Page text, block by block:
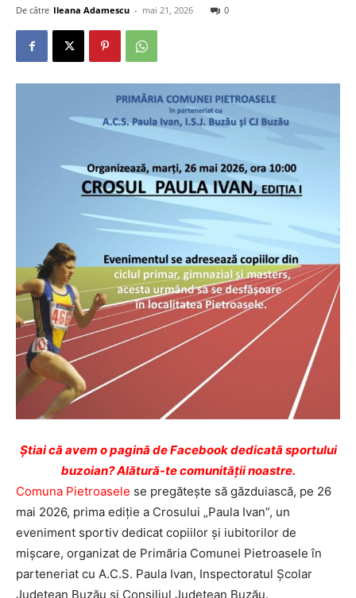
De către Ileana Adamescu - mai 21, 2026 0
Ştiai că avem o pagină de Facebook dedicată sportului
buzoian? Alătură-te comunității noastre.
Comuna Pietroasele se pregătește să găzduiască, pe 26
mai 2026, prima ediție a Crosului „Paula Ivan”, un
eveniment sportiv dedicat copiilor și iubitorilor de
mișcare, organizat de Primăria Comunei Pietroasele în
parteneriat cu A.C.S. Paula Ivan, Inspectoratul Școlar
Județean Buzău și Consiliul Județean Buzău.